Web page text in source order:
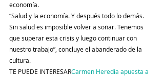
economía.
“Salud y la economía. Y después todo lo demás.
Sin salud es imposible volver a soñar. Tenemos
que superar esta crisis y luego continuar con
nuestro trabajo”, concluye el abanderado de la
cultura.
TE PUEDE INTERESARCarmen Heredia apuesta a